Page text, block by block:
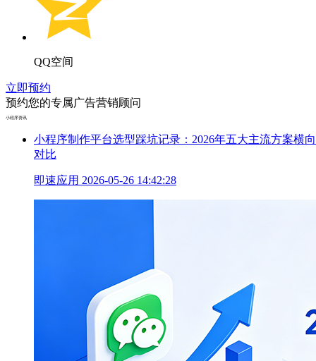
QQ空间
立即预约
预约您的专属广告营销顾问
小程序资讯
小程序制作平台选型踩坑记录：2026年五大主流方案横向
对比
即速应用 2026-05-26 14:42:28